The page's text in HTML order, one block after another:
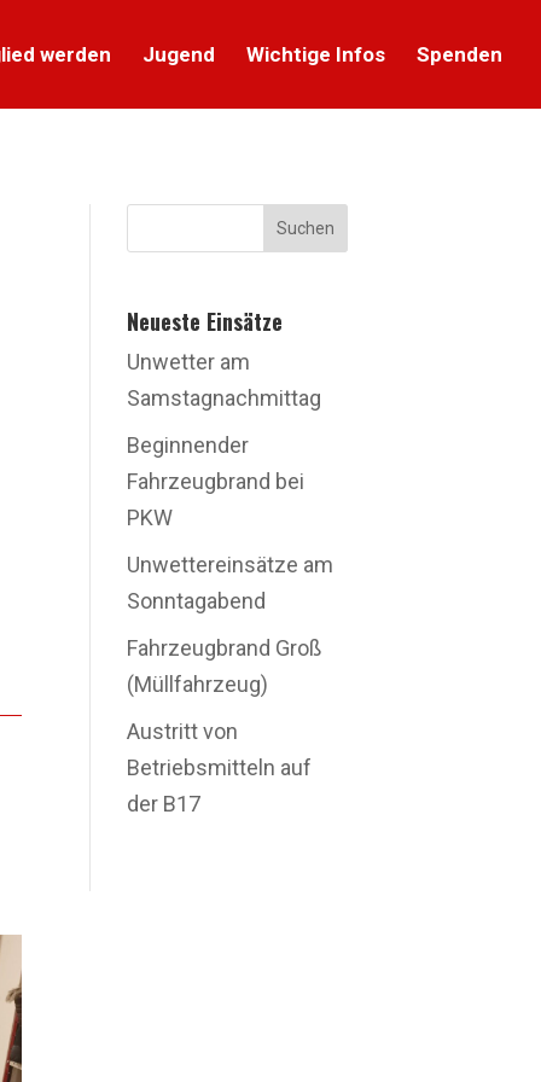
werden Jugend Wichtige Infos Spenden
Suchen
Neueste Einsätze
Unwetter am
Samstagnachmittag
Beginnender
Fahrzeugbrand bei
PKW
Unwettereinsätze am
Sonntagabend
Fahrzeugbrand Groß
(Müllfahrzeug)
Austritt von
Betriebsmitteln auf
der B17